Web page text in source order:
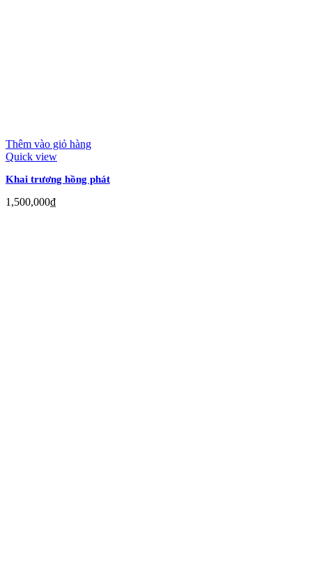
Thêm vào giỏ hàng
Quick view
Khai trương hồng phát
1,500,000₫